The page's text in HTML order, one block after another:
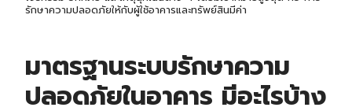
รักษาความปลอดภัยให้กับผู้ใช้อาคารและทรัพย์สินมีค่า
มาตรฐานระบบรักษาความ
ปลอดภัยในอาคาร มีอะไรบ้าง